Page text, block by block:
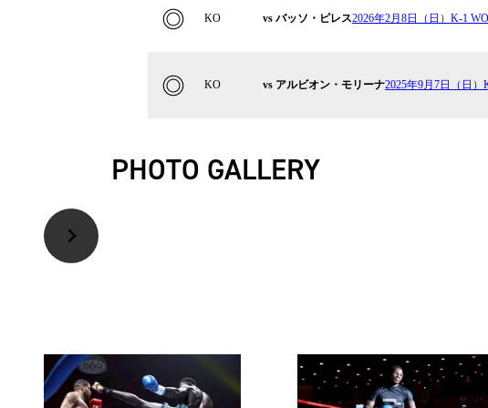
KO vs バッソ・ピレス2026年2月8日（日）K-1
KO vs アルビオン・モリーナ2025年9月7日（日
PHOTO GALLERY